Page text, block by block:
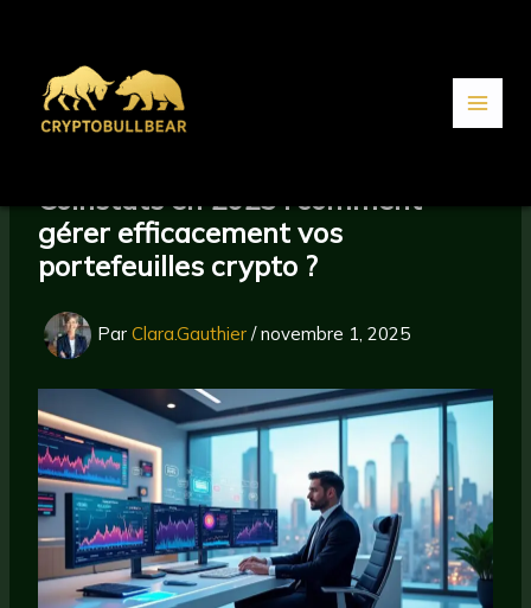
Coinstats en 2025 : comment
gérer efficacement vos
portefeuilles crypto ?
ParClara.Gauthier/novembre 1, 2025